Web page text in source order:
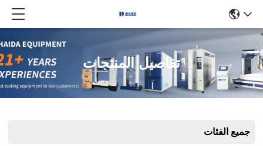
تفاصيل المنتجات
جميع الفئات